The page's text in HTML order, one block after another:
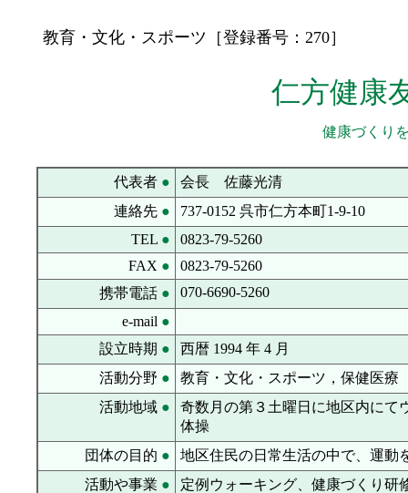
教育・文化・スポーツ［登録番号：270］
仁方健康
健康づくり
代表者 ●
会長 佐藤光清
連絡先 ●
737-0152 呉市仁方本町1-9-10
TEL ●
0823-79-5260
FAX ●
0823-79-5260
携帯電話 ●
070-6690-5260
e-mail ●
設立時期 ●
西暦 1994 年 4 月
活動分野 ●
教育・文化・スポーツ，保健医療
活動地域 ●
奇数月の第３土曜日に地区内に
体操
団体の目的 ●
地区住民の日常生活の中で、運動
活動や事業 ●
定例ウォーキング、健康づくり研